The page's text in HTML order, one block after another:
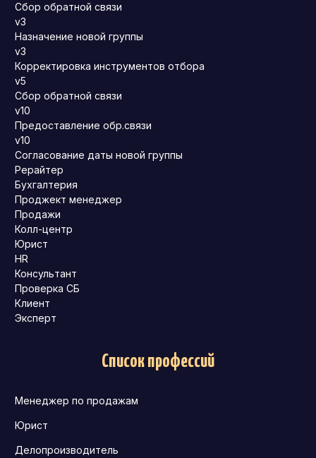
Сбор обратной связи
v3
Назначение новой группы
v3
Корректировка инструментов отбора
v5
Сбор обратной связи
v10
Предоставление обр.связи
v10
Согласование даты новой группы
Рерайтер
Бухгалтерия
Проджект менеджер
Продажи
Колл-центр
Юрист
HR
Консультант
Проверка СБ
Клиент
Эксперт
Список профессий
Менеджер по продажам
Юрист
Делопроизводитель